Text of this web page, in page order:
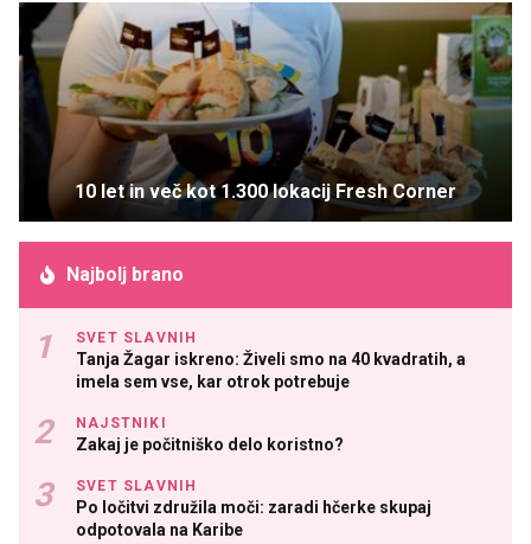
10 let in več kot 1.300 lokacij Fresh Corner
Najbolj brano
SVET SLAVNIH
Tanja Žagar iskreno: Živeli smo na 40 kvadratih, a
imela sem vse, kar otrok potrebuje
NAJSTNIKI
Zakaj je počitniško delo koristno?
SVET SLAVNIH
Po ločitvi združila moči: zaradi hčerke skupaj
odpotovala na Karibe